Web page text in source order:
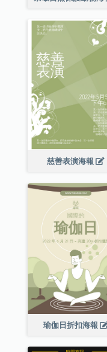
慈善表演海報
瑜伽日折扣海報